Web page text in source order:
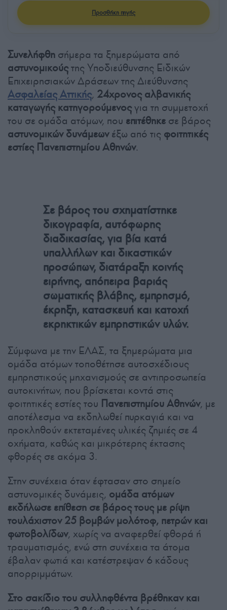
Προσθήκη πηγής
Συνελήφθη σήμερα τα ξημερώματα από
αστυνομικούςτης Υποδιεύθυνσης Ειδικών
Επιχειρησιακών Δράσεων της Διεύθυνσης
Ασφαλείας Αττικής, 24χρονος αλβανικής
καταγωγής κατηγορούμενοςγια τη συμμετοχή
του σε ομάδα ατόμων, που επιτέθηκε σε βάρος
αστυνομικών δυνάμεωνέξω από τις φοιτητικές
εστίες Πανεπιστημίου Αθηνών.
Σε βάρος του σχηματίστηκε
δικογραφία, αυτόφωρης
διαδικασίας, για βία κατά
υπαλλήλων και δικαστικών
προσώπων, διατάραξη κοινής
ειρήνης, απόπειρα βαριάς
σωματικής βλάβης, εμπρησμό,
έκρηξη, κατασκευή και κατοχή
εκρηκτικών εμπρηστικών υλών.
Σύμφωνα με την ΕΛΑΣ, τα ξημερώματα μια
ομάδα ατόμων τοποθέτησε αυτοσχέδιους
εμπρηστικούς μηχανισμούς σε αντιπροσωπεία
αυτοκινήτων, που βρίσκεται κοντά στις
φοιτητικές εστίες του Πανεπιστημίου Αθηνών, με
αποτέλεσμα να εκδηλωθεί πυρκαγιά και να
προκληθούν εκτεταμένες υλικές ζημιές σε 4
οχήματα, καθώς και μικρότερης έκτασης
φθορές σε ακόμα 3.
Στην συνέχεια όταν έφτασαν στο σημείο
αστυνομικές δυνάμεις, ομάδα ατόμων
εκδήλωσε επίθεση σε βάρος τους με ρίψη
τουλάχιστον 25 βομβών μολότοφ, πετρών και
φωτοβολίδων, χωρίς να αναφερθεί φθορά ή
τραυματισμός, ενώ στη συνέχεια τα άτομα
έβαλαν φωτιά και κατέστρεψαν 6 κάδους
απορριμμάτων.
Στο σακίδιο του συλληφθέντα βρέθηκαν και